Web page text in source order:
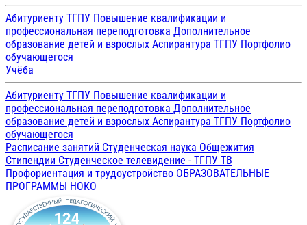
Абитуриенту ТГПУ Повышение квалификации и
профессиональная переподготовка Дополнительное
образование детей и взрослых Аспирантура ТГПУ Портфолио
обучающегося
Учёба
Абитуриенту ТГПУ Повышение квалификации и
профессиональная переподготовка Дополнительное
образование детей и взрослых Аспирантура ТГПУ Портфолио
обучающегося
Расписание занятий Студенческая наука Общежития
Стипендии Студенческое телевидение - ТГПУ ТВ
Профориентация и трудоустройство ОБРАЗОВАТЕЛЬНЫЕ
ПРОГРАММЫ НОКО